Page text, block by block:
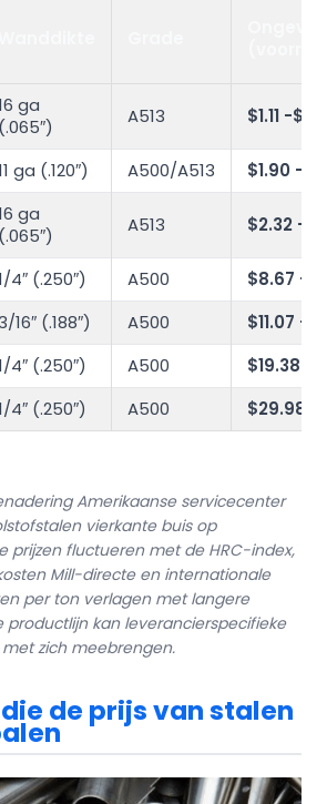
ga
(.065″)
A513 $1.11 -
ga (.120″) A500/A513 $1.90 -
ga
(.065″)
A513 $2.32 -
4″ (.250″) A500
$8.67 -
16″ (.188″) A500
$11.07 -
4″ (.250″) A500
$19.38 -
4″ (.250″) A500 $29.98 -
Amerikaanse servicecenter
vierkante buis op
prijzen fluctueren met de HRC-index,
Mill-directe en internationale
per ton verlagen met langere
productlijn kan leverancierspecifieke
zich meebrengen.
de prijs van stalen